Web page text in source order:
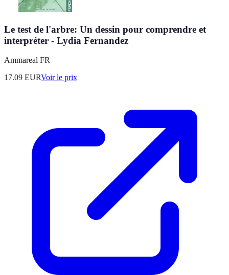
Le test de l'arbre: Un dessin pour comprendre et
interpréter - Lydia Fernandez
Ammareal FR
17.09 EURVoir le prix